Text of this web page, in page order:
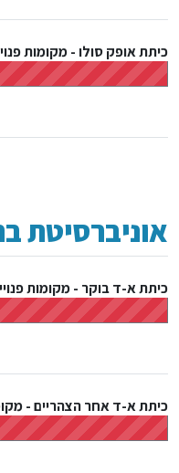
כיתת אופק סולו-מקומות
אוניברסיטת
כיתת א-ד בוקר -מקומות
כיתת א-ד אחר הצהריים-